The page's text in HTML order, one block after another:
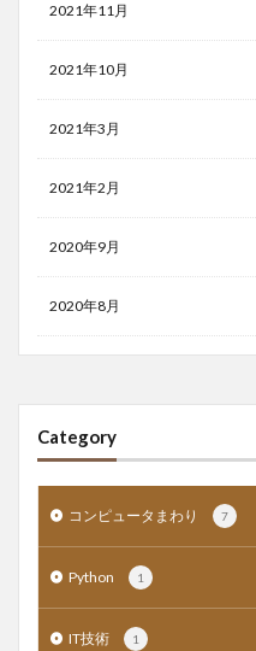
2021年11月
2021年10月
2021年3月
2021年2月
2020年9月
2020年8月
Category
コンピュータまわり 7
Python 1
IT技術 1